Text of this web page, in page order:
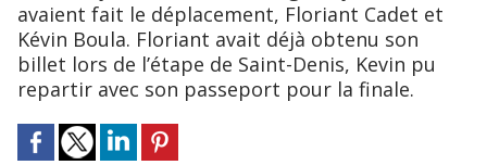
avaient fait le déplacement, Floriant Cadet et
Kévin Boula. Floriant avait déjà obtenu son
billet lors de l’étape de Saint-Denis, Kevin pu
repartir avec son passeport pour la finale.